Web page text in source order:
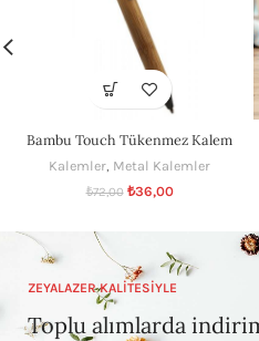
Bambu Touch Tükenmez Kalem
Kalemler, Metal Kalemler
₺72,00 ₺36,00
ZEYALAZER KALİTESİYLE
Toplu alımlarda